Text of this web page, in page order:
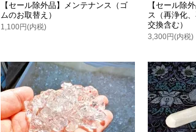
【セール除外品】メンテナンス（ゴ
ムのお取替え）
1,100円(内税)
【セール除
ス（再浄化
交換含む）
3,300円(内税)